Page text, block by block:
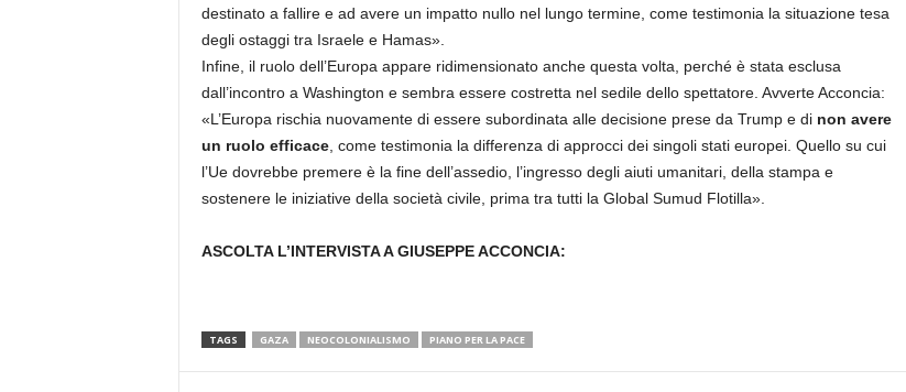
destinato a fallire e ad avere un impatto nullo nel lungo termine, come testimonia la situazione tesa
degli ostaggi tra Israele e Hamas».
Infine, il ruolo dell’Europa appare ridimensionato anche questa volta, perché è stata esclusa
dall’incontro a Washington e sembra essere costretta nel sedile dello spettatore. Avverte Acconcia:
«L’Europa rischia nuovamente di essere subordinata alle decisione prese da Trump e dinon avere
un ruolo efficace, come testimonia la differenza di approcci dei singoli stati europei. Quello su cui
l’Ue dovrebbe premere è la fine dell’assedio, l’ingresso degli aiuti umanitari, della stampa e
sostenere le iniziative della società civile, prima tra tutti la Global Sumud Flotilla».
ASCOLTA L’INTERVISTA A GIUSEPPE ACCONCIA:
TAGS GAZA NEOCOLONIALISMO PIANO PER LA PACE